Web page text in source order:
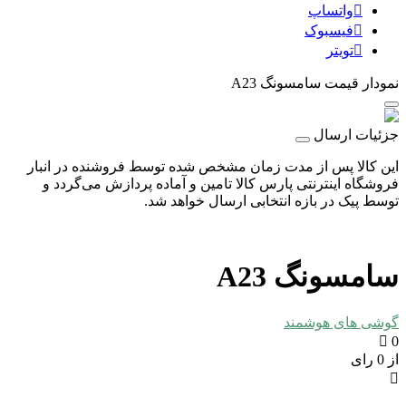
واتساپ
فیسبوک
تویتر
نمودار قیمت سامسونگ A23
جزئیات ارسال
این کالا پس از مدت زمان مشخص شده توسط فروشنده در انبار
فروشگاه اینترنتی پارس کالا تامین و آماده پردازش می‌گردد و
توسط پیک در بازه انتخابی ارسال خواهد شد.
سامسونگ A23
گوشی های هوشمند
0
از 0 رای